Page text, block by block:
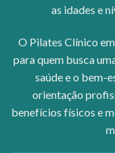
as idades e
O Pilates Clínico
para quem busca
saúde e o bem-
orientação
benefícios físicos e